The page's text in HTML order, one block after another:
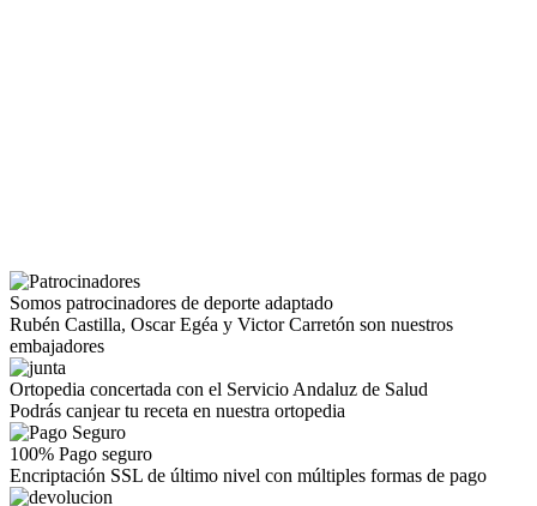
Somos patrocinadores de deporte adaptado
Rubén Castilla, Oscar Egéa y Victor Carretón son nuestros
embajadores
Ortopedia concertada con el Servicio Andaluz de Salud
Podrás canjear tu receta en nuestra ortopedia
100% Pago seguro
Encriptación SSL de último nivel con múltiples formas de pago